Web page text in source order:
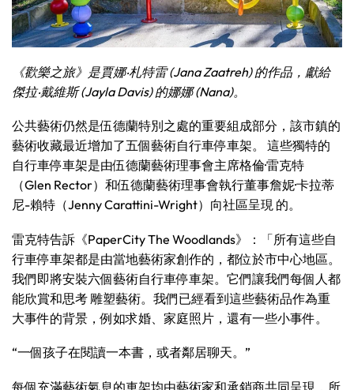
《歡樂之旅》是賈娜‧札特雷 (Jana Zaatreh) 的作品，獻給
傑拉‧戴維斯 (Jayla Davis) 的娜娜 (Nana)。
公共藝術仍然是伍德蘭特別之處的重要組成部分，該市鎮的
藝術收藏最近增加了五個藝術自行車停車架。 這些獨特的
自行車停車架是由伍德蘭藝術理事會主席格倫·雷克特
（Glen Rector）和伍德蘭藝術理事會執行董事詹妮·卡拉蒂
尼-賴特（Jenny Carattini-Wright）向社區呈現 的。
雷克特告訴《PaperCity The Woodlands》：「所有這些自
行車停車架都是由當地藝術家創作的，都位於市中心地區。
我們即將安裝六個藝術自行車停車架。它們讓我們每個人都
能欣賞和思考 雕塑藝術。我們已經看到這些藝術品作為重
大事件的背景，例如求婚、家庭照片，還有一些小事件。
“一個孩子在閱讀一本書，或者鄰居聊天。”
每個充滿藝術氣息的車架均由藝術家和承銷商共同呈現，所